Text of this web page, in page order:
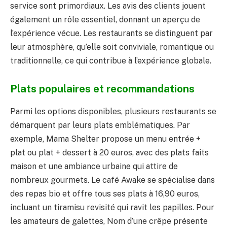
service sont primordiaux. Les avis des clients jouent
également un rôle essentiel, donnant un aperçu de
l’expérience vécue. Les restaurants se distinguent par
leur atmosphère, qu’elle soit conviviale, romantique ou
traditionnelle, ce qui contribue à l’expérience globale.
Plats populaires et recommandations
Parmi les options disponibles, plusieurs restaurants se
démarquent par leurs plats emblématiques. Par
exemple, Mama Shelter propose un menu entrée +
plat ou plat + dessert à 20 euros, avec des plats faits
maison et une ambiance urbaine qui attire de
nombreux gourmets. Le café Awake se spécialise dans
des repas bio et offre tous ses plats à 16,90 euros,
incluant un tiramisu revisité qui ravit les papilles. Pour
les amateurs de galettes, Nom d’une crêpe présente